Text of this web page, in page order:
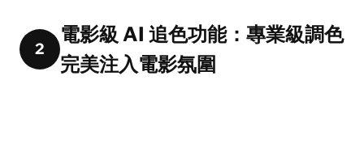
2
電影級 AI 追色功能：專業級調色
完美注入電影氛圍